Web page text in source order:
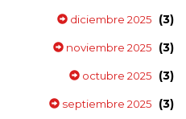
diciembre 2025 (3)
noviembre 2025 (3)
octubre 2025 (3)
septiembre 2025 (3)